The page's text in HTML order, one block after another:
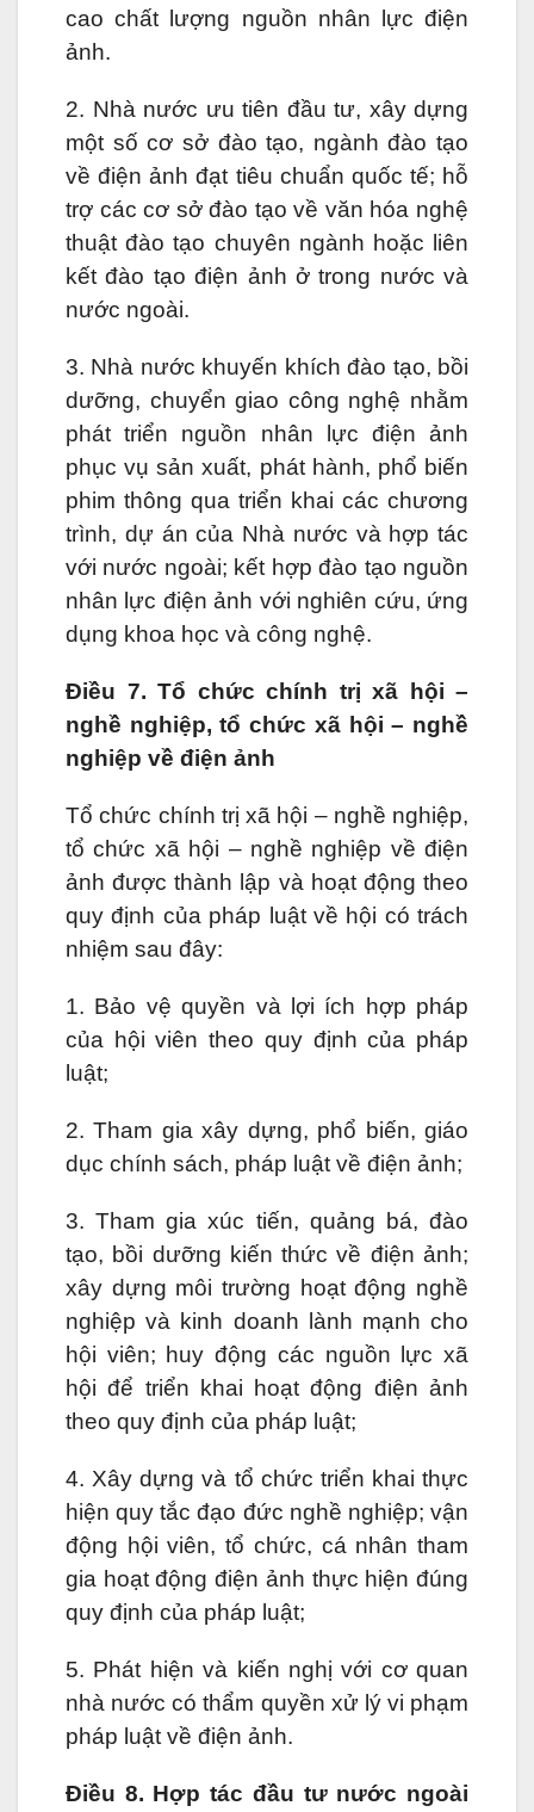
cao chất lượng nguồn nhân lực điện
ảnh.
2. Nhà nước ưu tiên đầu tư, xây dựng
một số cơ sở đào tạo, ngành đào tạo
về điện ảnh đạt tiêu chuẩn quốc tế; hỗ
trợ các cơ sở đào tạo về văn hóa nghệ
thuật đào tạo chuyên ngành hoặc liên
kết đào tạo điện ảnh ở trong nước và
nước ngoài.
3. Nhà nước khuyến khích đào tạo, bồi
dưỡng, chuyển giao công nghệ nhằm
phát triển nguồn nhân lực điện ảnh
phục vụ sản xuất, phát hành, phổ biến
phim thông qua triển khai các chương
trình, dự án của Nhà nước và hợp tác
với nước ngoài; kết hợp đào tạo nguồn
nhân lực điện ảnh với nghiên cứu, ứng
dụng khoa học và công nghệ.
Điều 7. Tổ chức chính trị xã hội –
nghề nghiệp, tổ chức xã hội – nghề
nghiệp về điện ảnh
Tổ chức chính trị xã hội – nghề nghiệp,
tổ chức xã hội – nghề nghiệp về điện
ảnh được thành lập và hoạt động theo
quy định của pháp luật về hội có trách
nhiệm sau đây:
1. Bảo vệ quyền và lợi ích hợp pháp
của hội viên theo quy định của pháp
luật;
2. Tham gia xây dựng, phổ biến, giáo
dục chính sách, pháp luật về điện ảnh;
3. Tham gia xúc tiến, quảng bá, đào
tạo, bồi dưỡng kiến thức về điện ảnh;
xây dựng môi trường hoạt động nghề
nghiệp và kinh doanh lành mạnh cho
hội viên; huy động các nguồn lực xã
hội để triển khai hoạt động điện ảnh
theo quy định của pháp luật;
4. Xây dựng và tổ chức triển khai thực
hiện quy tắc đạo đức nghề nghiệp; vận
động hội viên, tổ chức, cá nhân tham
gia hoạt động điện ảnh thực hiện đúng
quy định của pháp luật;
5. Phát hiện và kiến nghị với cơ quan
nhà nước có thẩm quyền xử lý vi phạm
pháp luật về điện ảnh.
Điều 8. Hợp tác đầu tư nước ngoài